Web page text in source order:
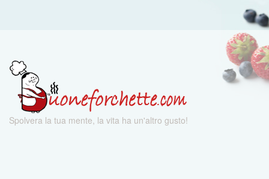
Spolvera la tua mente, la vita ha un'altro gusto!